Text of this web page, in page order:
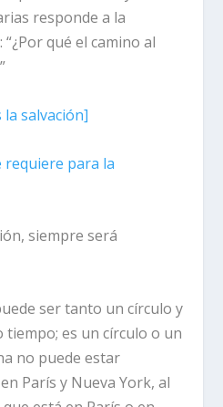
responde a la
qué el camino al
la salvación]
requiere para la
siempre será
ser tanto un círculoy
tiempo; es un círculoo un
no puede estar
París y Nueva York, al